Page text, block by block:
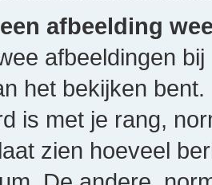
afbeelding
afbeeldingen
het bekijken
is met je rang,
zien hoeveel